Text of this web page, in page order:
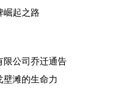
起之路
限公司乔迁通告
滩的生命力